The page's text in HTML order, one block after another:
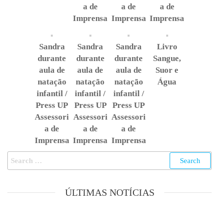
a de
Imprensa
a de
Imprensa
a de
Imprensa
Sandra
durante
aula de
natação
infantil /
Press UP
Assessori
a de
Imprensa
Sandra
durante
aula de
natação
infantil /
Press UP
Assessori
a de
Imprensa
Sandra
durante
aula de
natação
infantil /
Press UP
Assessori
a de
Imprensa
Livro
Sangue,
Suor e
Água
ÚLTIMAS NOTÍCIAS